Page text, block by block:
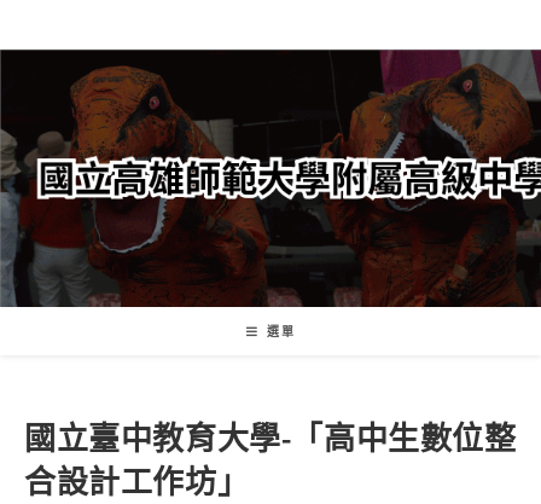
轉
要
內
容
選單
國立臺中教育大學-「高中生數位整
合設計工作坊」